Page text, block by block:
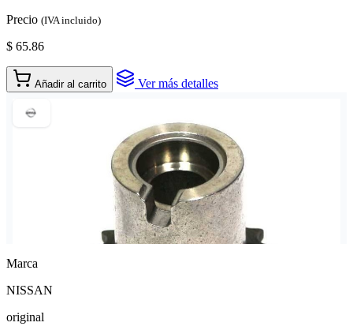
Precio (IVA incluido)
$ 65.86
Añadir al carrito Ver más detalles
Marca
NISSAN
original